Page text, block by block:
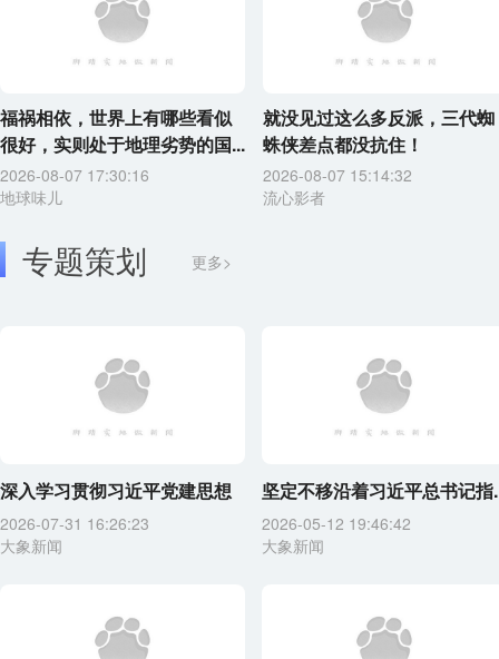
福祸相依，世界上有哪些看似
很好，实则处于地理劣势的国...
2026-08-07 17:30:16
地球味儿
就没见过这么多反派，三代蜘
蛛侠差点都没抗住！
2026-08-07 15:14:32
流心影者
专题策划 更多>
深入学习贯彻习近平党建思想
2026-07-31 16:26:23
大象新闻
坚定不移沿着习近平总书记指
2026-05-12 19:46:42
大象新闻